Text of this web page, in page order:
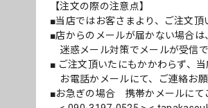
【注文の際の注意点】
■当店ではお客さまより、ご注文頂
■店からのメールが届かない場合は
迷惑メール対策でメールが受信
■ ご注文頂いたにもかかわらず、
お電話かメールにて、ご連絡お願
■お急ぎの場合 携帯かメールにて